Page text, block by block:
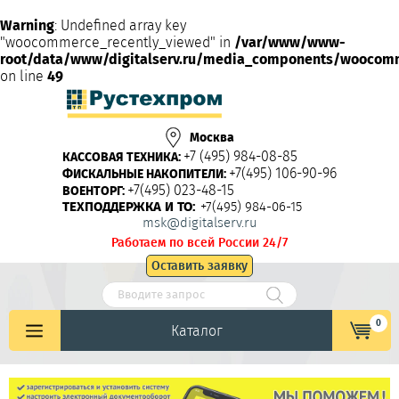
Warning: Undefined array key
"woocommerce_recently_viewed" in /var/www/www-
root/data/www/digitalserv.ru/media_components/
on line 49
Москва
КАССОВАЯ ТЕХНИКА: +7 (495) 984-08-85
ФИСКАЛЬНЫЕ НАКОПИТЕЛИ: +7(495) 106-90-96
ВОЕНТОРГ: +7(495) 023-48-15
ТЕХПОДДЕРЖКА И ТО: +7(495) 984-06-15
msk@digitalserv.ru
Работаем по всей России 24/7
Оставить заявку
Каталог 0